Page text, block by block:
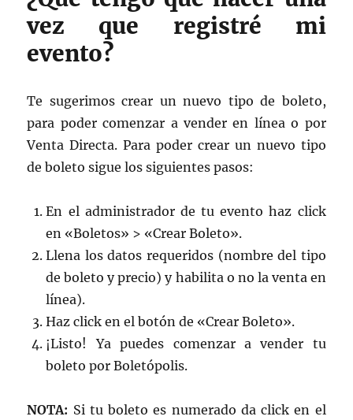
vez que registré mi
evento?
Te sugerimos crear un nuevo tipo de boleto,
para poder comenzar a vender en línea o por
Venta Directa. Para poder crear un nuevo tipo
de boleto sigue los siguientes pasos:
En el administrador de tu evento haz click
en «Boletos» > «Crear Boleto».
Llena los datos requeridos (nombre del tipo
de boleto y precio) y habilita o no la venta en
línea).
Haz click en el botón de «Crear Boleto».
¡Listo! Ya puedes comenzar a vender tu
boleto por Boletópolis.
NOTA: Si tu boleto es numerado da click en el